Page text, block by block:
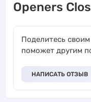
Openers
Поделитесь
поможет другим
НАПИСАТЬ ОТЗЫВ